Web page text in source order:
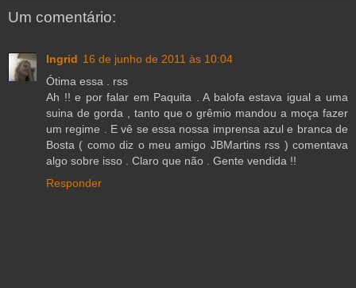
Um comentário:
Ingrid 16 de junho de 2011 às 10:04
Ótima essa . rss
Ah !! e por falar em Paquita . A balofa estava igual a uma
suina de gorda , tanto que o grêmio mandou a moça fazer
um regime . E vê se essa nossa imprensa azul e branca de
Bosta ( como diz o meu amigo JBMartins rss ) comentava
algo sobre isso . Claro que não . Gente vendida !!
Responder